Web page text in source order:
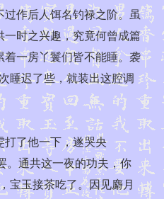
作后人饵名钓禄之阶。虽
时之兴趣，究竟何曾成篇
一房丫鬟们皆不能睡。袭
睡迟了些，就装出这腔调
了他一下，遂哭央
。通共这一夜的功夫，你
宝玉接茶吃了。因见麝月